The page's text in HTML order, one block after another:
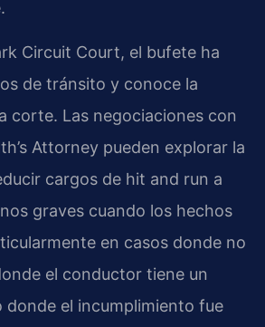
Circuit Court, el bufete ha
de tránsito y conoce la
corte. Las negociaciones con
Attorney pueden explorar la
cargos de hit and run a
graves cuando los hechos
en casos donde no
el conductor tiene un
donde el incumplimiento fue